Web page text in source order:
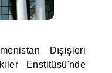
Dışişleri
Enstitüsü'nde